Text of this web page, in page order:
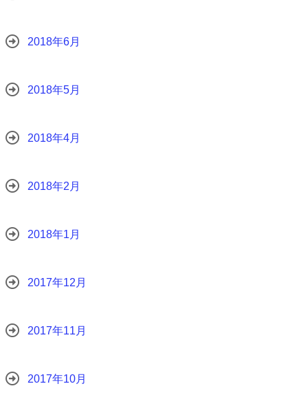
2018年6月
2018年5月
2018年4月
2018年2月
2018年1月
2017年12月
2017年11月
2017年10月